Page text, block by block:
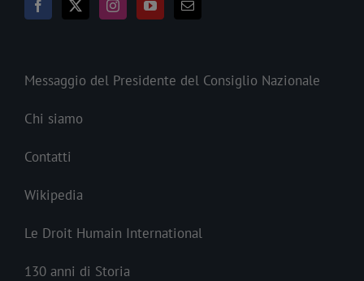
Messaggio del Presidente del Consiglio Nazionale
Chi siamo
Contatti
Wikipedia
Le Droit Humain International
130 anni di Storia